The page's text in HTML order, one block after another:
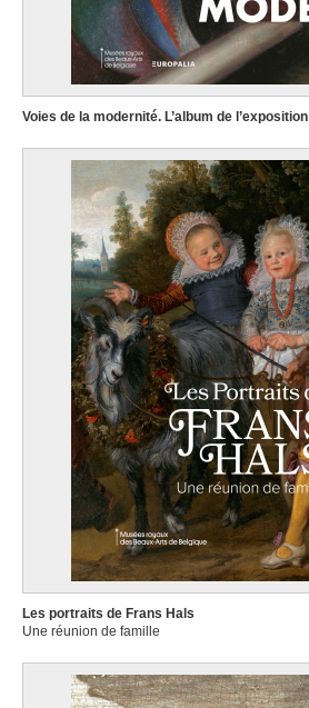
Voies de la modernité. L’album de l’exposition
Les portraits de Frans Hals
Une réunion de famille